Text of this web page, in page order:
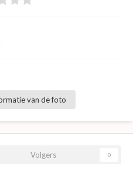
van de foto
Volgers 0